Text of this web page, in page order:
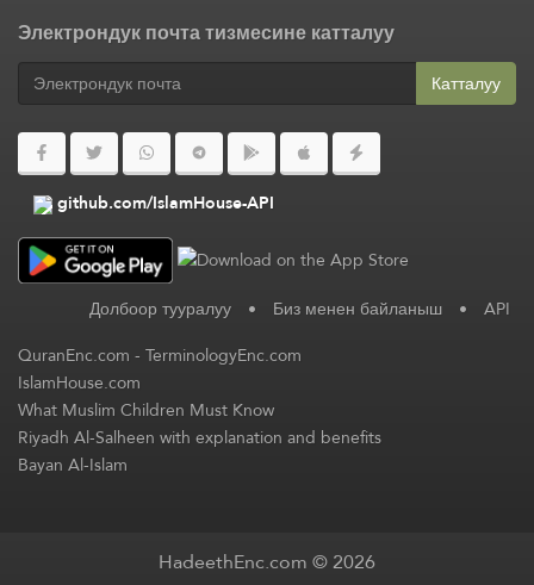
Электрондук почта тизмесине катталуу
Катталуу
github.com/IslamHouse-API
Долбоор тууралуу • Биз менен байланыш • API
QuranEnc.com-TerminologyEnc.com
IslamHouse.com
What Muslim Children Must Know
Riyadh Al-Salheen with explanation and benefits
Bayan Al-Islam
HadeethEnc.com © 2026